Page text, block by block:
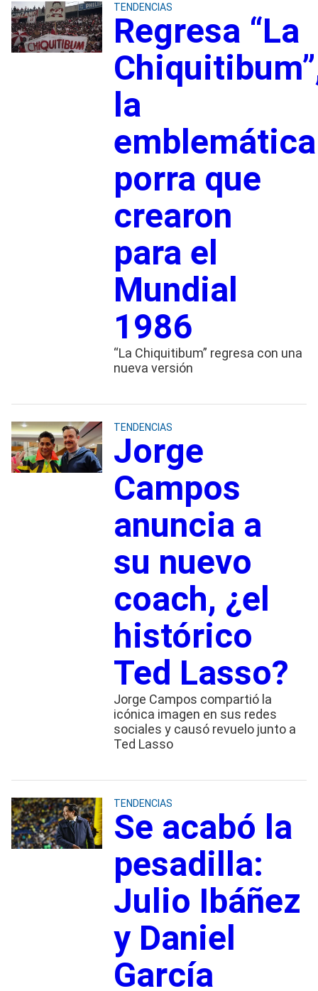
TENDENCIAS
Regresa “La
la
emblemática
porra que
crearon
para el
Mundial
1986
“La Chiquitibum” regresa con una
nueva versión
TENDENCIAS
Jorge
Campos
anuncia a
su nuevo
coach, ¿el
histórico
Ted Lasso?
Jorge Campos compartió la
icónica imagen en sus redes
sociales y causó revuelo junto a
Ted Lasso
TENDENCIAS
Se acabó la
pesadilla:
Julio Ibáñez
y Daniel
García